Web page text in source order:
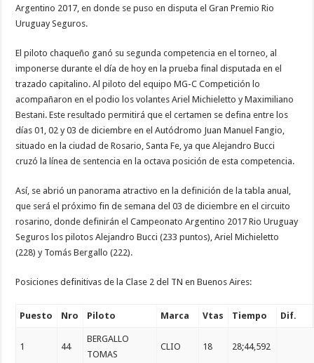
Argentino 2017, en donde se puso en disputa el Gran Premio Rio
Uruguay Seguros.
El piloto chaqueño ganó su segunda competencia en el torneo, al
imponerse durante el día de hoy en la prueba final disputada en el
trazado capitalino. Al piloto del equipo MG-C Competición lo
acompañaron en el podio los volantes Ariel Michieletto y Maximiliano
Bestani. Este resultado permitirá que el certamen se defina entre los
días 01, 02 y 03 de diciembre en el Autódromo Juan Manuel Fangio,
situado en la ciudad de Rosario, Santa Fe, ya que Alejandro Bucci
cruzó la línea de sentencia en la octava posición de esta competencia.
Así, se abrió un panorama atractivo en la definición de la tabla anual,
que será el próximo fin de semana del 03 de diciembre en el circuito
rosarino, donde definirán el Campeonato Argentino 2017 Rio Uruguay
Seguros los pilotos Alejandro Bucci (233 puntos), Ariel Michieletto
(228) y Tomás Bergallo (222).
Posiciones definitivas de la Clase 2 del TN en Buenos Aires:
Puesto Nro Piloto Marca Vtas Tiempo Dif.
1 44
BERGALLO
TOMAS
CLIO 18 28;44,592